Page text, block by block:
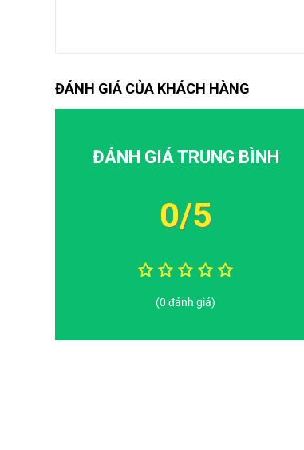
ĐÁNH GIÁ CỦA KHÁCH HÀNG
ĐÁNH GIÁ TRUNG BÌNH
0/5
(0 đánh giá)